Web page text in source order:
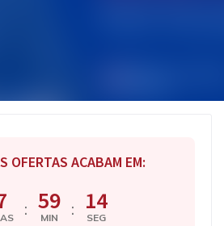
OFERTAS ACABAM EM:
: 59
MIN : 13
SEG